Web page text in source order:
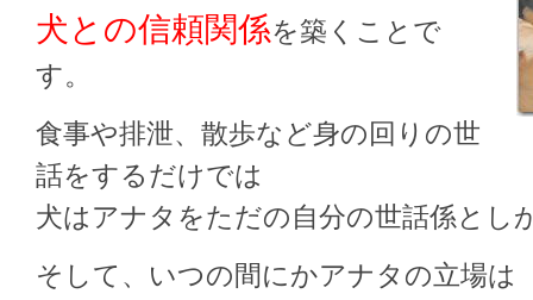
犬との信頼関係を築くことで
す。
食事や排泄、散歩など身の回りの世
話をするだけでは
犬はアナタをただの自分の世話係とし
そして、いつの間にかアナタの立場は